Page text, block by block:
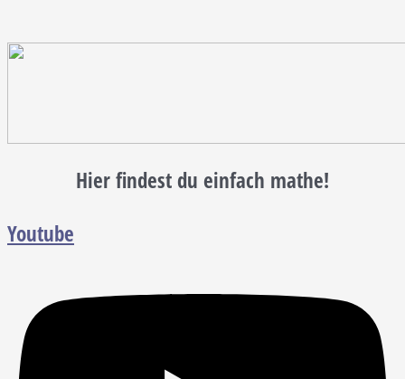
Hier findest du einfach mathe!
Youtube